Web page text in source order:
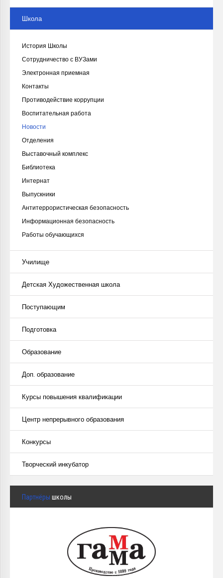
Школа
История Школы
Сотрудничество с ВУЗами
Электронная приемная
Контакты
Противодействие коррупции
Воспитательная работа
Новости
Отделения
Выставочный комплекс
Библиотека
Интернат
Выпускники
Антитеррористическая безопасность
Информационная безопасность
Работы обучающихся
Училище
Детская Художественная школа
Поступающим
Подготовка
Образование
Доп. образование
Курсы повышения квалификации
Центр непрерывного образования
Конкурсы
Творческий инкубатор
Партнёры школы